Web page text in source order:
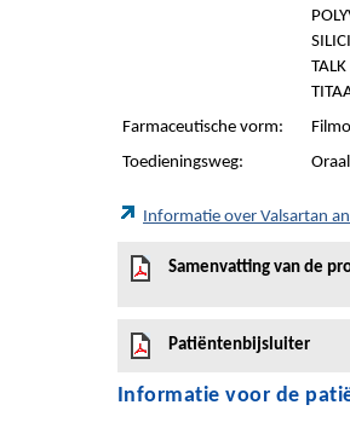
Farmaceutische vorm:
Toedieningsweg:
Informatie over Valsartan
Samenvatting van de
Patiëntenbijsluiter
Informatie voor de